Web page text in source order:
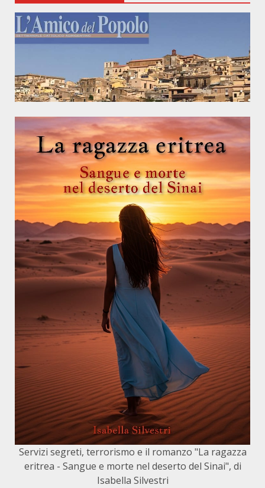
Servizi segreti, terrorismo e il romanzo "La ragazza
eritrea - Sangue e morte nel deserto del Sinai", di
Isabella Silvestri